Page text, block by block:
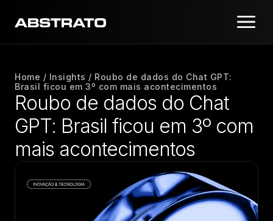
Home / Insights / Roubo de dados do Chat GPT:
Brasil ficou em 3º com mais acontecimentos
Roubo de dados do Chat
GPT: Brasil ficou em 3º com
mais acontecimentos